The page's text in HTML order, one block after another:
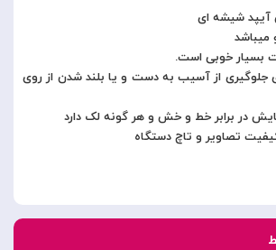
شیشه ای
میباشد
بسیار خوبی است.
جلوگیری از آسیب به دست و یا بلند شدن از روی
در برابر خط و خش و هر گونه لک دارد
تصاویر و تاچ دستگاه